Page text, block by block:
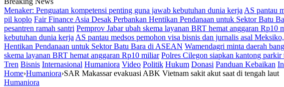
Menaker: Penguatan kompetensi penting guna jawab kebutuhan dunia kerja AS pantau
pil koplo Fair Finance Asia Desak Perbankan Hentikan Pendanaan untuk Sektor Batu
pesantren ramah santri Pemprov Jabar ubah skema layanan BRT hemat anggaran Rp10
kebutuhan dunia kerja AS pantau medsos pemohon visa bisnis dan jurnalis asal
Hentikan Pendanaan untuk Sektor Batu Bara di ASEAN Wamendagri minta daerah
skema layanan BRT hemat anggaran Rp10 miliar Polres Cilegon siapkan kantong
Tren Bisnis Internasional Humaniora Video Politik Hukum Donasi Panduan Kebaikan
Home›Humaniora›SAR Makassar evakuasi ABK Vietnam sakit akut saat di tengah laut
Humaniora